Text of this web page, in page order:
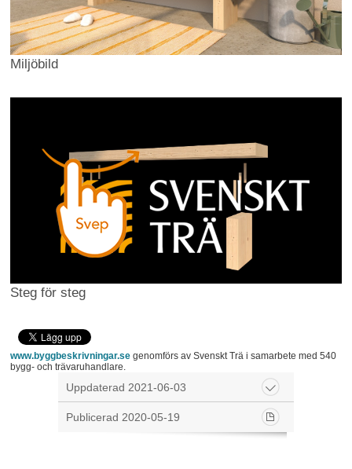
Miljöbild
Steg för steg
www.byggbeskrivningar.segenomförs av Svenskt Trä i samarbete med 540
bygg- och trävaruhandlare.
Uppdaterad 2021-06-03
Publicerad 2020-05-19